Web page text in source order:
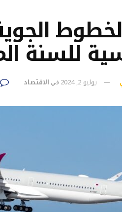
المالية
يوليو 2, 2024 في الاقتصاد